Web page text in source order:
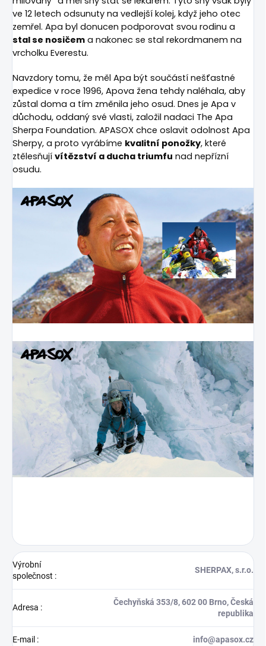
ve 12 letech odsunuty na vedlejší kolej, když jeho otec
zemřel. Apa byl donucen podporovat svou rodinu a
stal se nosičem a nakonec se stal rekordmanem na
vrcholku Everestu.
Navzdory tomu, že měl Apa být součástí nešťastné
expedice v roce 1996, Apova žena tehdy naléhala, aby
zůstal doma a tím změnila jeho osud. Dnes je Apa v
důchodu, oddaný své vlasti, založil nadaci The Apa
Sherpa Foundation. APASOX chce oslavit odolnost Apa
Sherpy, a proto vyrábíme kvalitní ponožky, které
ztělesňují vítězství a ducha triumfu nad nepřízní
osudu.
Výrobní
společnost :
SHERPAX, s.r.o.
Adresa :
Čechyňská 353/8, 602 00 Brno, Česká
republika
E-mail : info@apasox.cz